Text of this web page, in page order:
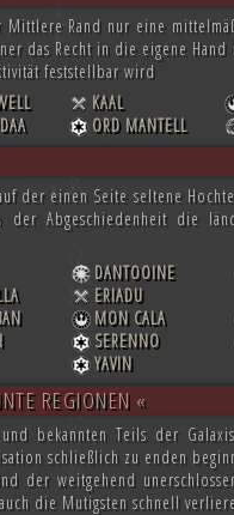
Rand nur eine
das Recht in die eigene Hand
feststellbar wird
KAAL
ORD MANTELL
der einen Seite seltene
der Abgeschiedenheit die
DANTOOINE
ERIADU
MON CALA
SERENNO
YAVIN
REGIONEN «
bekannten Teils der
schließlich zu enden
der weitgehend
die Mutigsten schnell